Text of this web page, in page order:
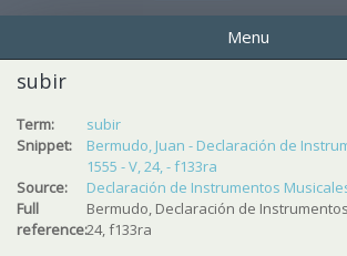
Menu
subir
Term:
subir
Snippet:
Bermudo, Juan - Declaración de
1555 - V, 24, - f133ra
Source:
Declaración de Instrumentos
Full
reference:
Bermudo, Declaración de
24, f133ra